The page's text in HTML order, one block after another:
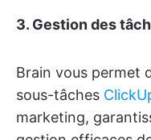
3. Gestion des
Brain vous permet
sous-tâches
marketing,